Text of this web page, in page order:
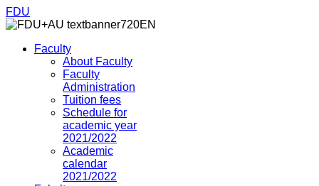
FDU
Faculty
About Faculty
Faculty
Administration
Tuition fees
Schedule for
academic year
2021/2022
Academic
calendar
2021/2022